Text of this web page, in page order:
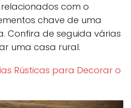
com o
chave de uma
Confira de seguida várias
uma casa rural.
Rústicas para Decorar o